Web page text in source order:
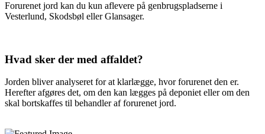
Forurenet jord kan du kun aflevere på genbrugspladserne i
Vesterlund, Skodsbøl eller Glansager.
Hvad sker der med affaldet?
Jorden bliver analyseret for at klarlægge, hvor forurenet den er.
Herefter afgøres det, om den kan lægges på deponiet eller om den
skal bortskaffes til behandler af forurenet jord.